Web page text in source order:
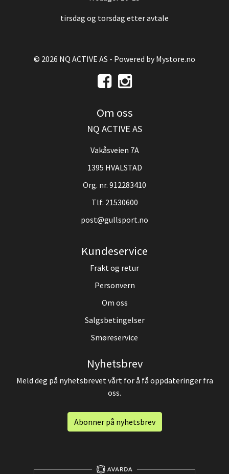
tirsdag og torsdag etter avtale
© 2026 NQ ACTIVE AS - Powered byMystore.no
Om oss
NQ ACTIVE AS
Vakåsveien 7A
1395 HVALSTAD
Org. nr. 912283410
Tlf: 21530600
post@gullsport.no
Kundeservice
Frakt og retur
Personvern
Om oss
Salgsbetingelser
Smøreservice
Nyhetsbrev
Meld deg på nyhetsbrevet vårt for å få oppdateringer fra
oss.
Abonner på nyhetsbrev